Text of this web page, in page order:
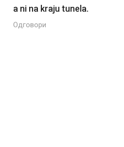
a ni na kraju tunela.
Одговори